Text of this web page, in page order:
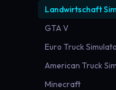
Landwirtschaft
GTA V
Euro Truck
American Truck
Minecraft